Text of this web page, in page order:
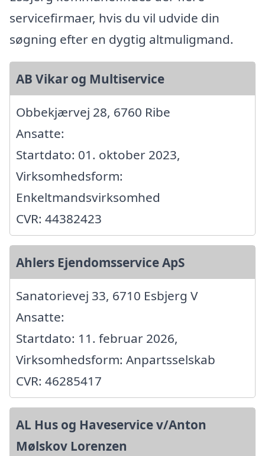
servicefirmaer, hvis du vil udvide din
søgning efter en dygtig altmuligmand.
AB Vikar og Multiservice
Obbekjærvej 28, 6760 Ribe
Ansatte:
Startdato: 01. oktober 2023,
Virksomhedsform:
Enkeltmandsvirksomhed
CVR: 44382423
Ahlers Ejendomsservice ApS
Sanatorievej 33, 6710 Esbjerg V
Ansatte:
Startdato: 11. februar 2026,
Virksomhedsform: Anpartsselskab
CVR: 46285417
AL Hus og Haveservice v/Anton
Mølskov Lorenzen